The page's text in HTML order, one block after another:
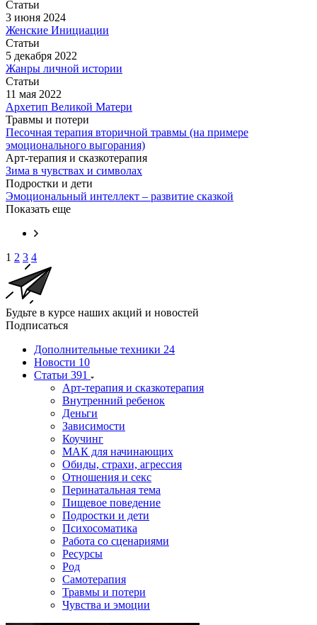
Статьи
3 июня 2024
Женские Инициации
Статьи
5 декабря 2022
Жанры личной истории
Статьи
11 мая 2022
Архетип Великой Матери
Травмы и потери
Песочная терапия вторичной травмы (на примере
эмоционального выгорания)
Арт-терапия и сказкотерапия
Зима в чувствах и символах
Подростки и дети
Эмоциональный интеллект – развитие сказкой
Показать еще
1 2 3 4
Будьте в курсе наших акций и новостей
Подписаться
Дополнительные техники 24
Новости 10
Статьи 391
Арт-терапия и сказкотерапия
Внутренний ребенок
Деньги
Зависимости
Коучинг
МАК для начинающих
Обиды, страхи, агрессия
Отношения и секс
Перинатальная тема
Пищевое поведение
Подростки и дети
Психосоматика
Работа со сценариями
Ресурсы
Род
Самотерапия
Травмы и потери
Чувства и эмоции